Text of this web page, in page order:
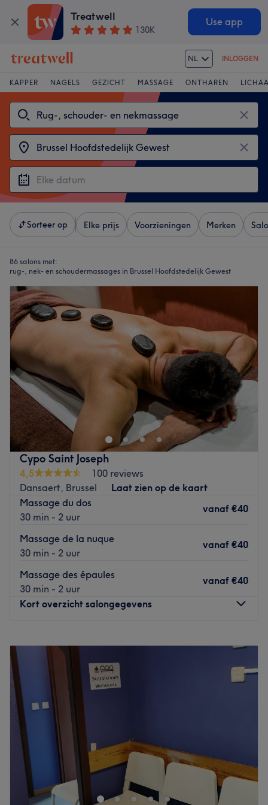
Treatwell
130K
Use app
NL INLOGGEN
KAPPER NAGELS GEZICHT MASSAGE ONTHAREN
Sorteer op Elke prijs Voorzieningen Merken
86 salons met:
rug-, nek- en schoudermassages in Brussel Hoofdstedelijk Gewest
Cypo Saint Joseph
4,5
100 reviews
Dansaert, Brussel
Laat zien op de kaart
Massage du dos
30 min - 2 uur
vanaf €40
Massage de la nuque
30 min - 2 uur
vanaf €40
Massage des épaules
30 min - 2 uur
vanaf €40
Kort overzicht salongegevens
Dinsdag
22:00
Woensdag
22:00
Donderdag
22:00
Vrijdag
Zaterdag
Zondag
Cypo Saint Joseph est un salon de massage situé dans le
centre-ville de Bruxelles, près des halles de Saint-Géry.
Venez découvrir l'incroyable gamme de massages que
vous propose cet établissement : massages orientaux,